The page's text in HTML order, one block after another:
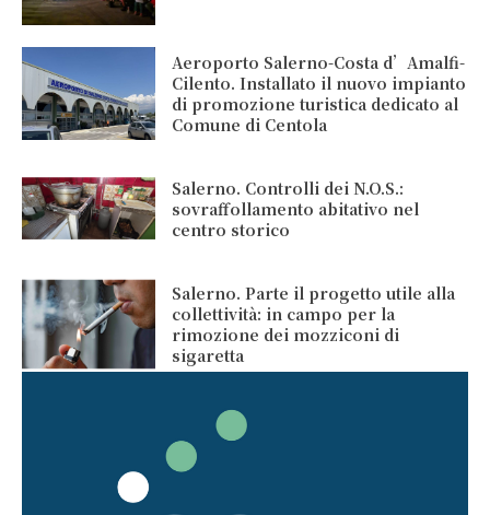
Aeroporto Salerno-Costa d’Amalfi-
Cilento. Installato il nuovo impianto
di promozione turistica dedicato al
Comune di Centola
Salerno. Controlli dei N.O.S.:
sovraffollamento abitativo nel
centro storico
Salerno. Parte il progetto utile alla
collettività: in campo per la
rimozione dei mozziconi di
sigaretta